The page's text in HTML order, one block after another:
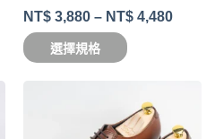
NT$ 3,880 – NT$ 4,480
選擇規格